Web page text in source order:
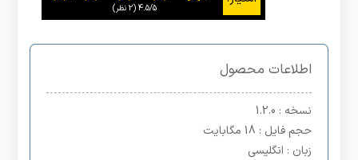
4.5/5
اطلاعات محصول
نسخه : 1.2.0
حجم فایل : 18 مگابایت
زبان : انگلیسی